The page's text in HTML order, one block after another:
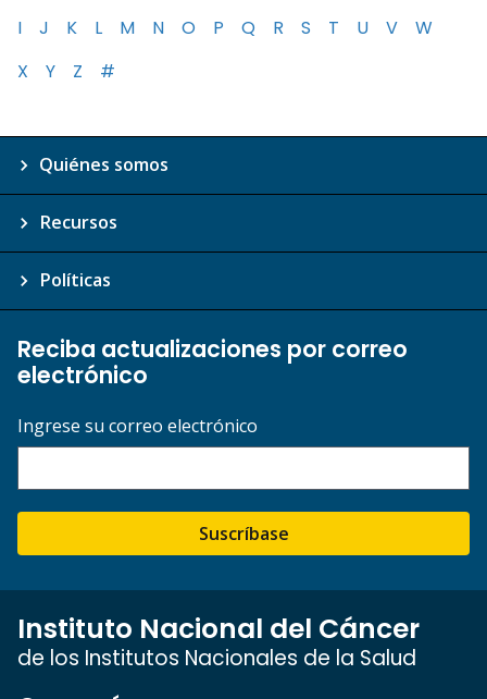
I
J K L M N O P Q R S T U V
W
X
Y Z #
Quiénes somos
Recursos
Políticas
Reciba actualizaciones por correo
electrónico
Ingrese su correo electrónico
Suscríbase
Instituto Nacional del Cáncer
de los Institutos Nacionales de la Salud